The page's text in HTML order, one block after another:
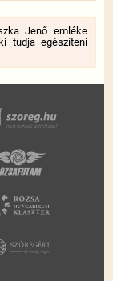
Jenő emléke
tudja egészíteni